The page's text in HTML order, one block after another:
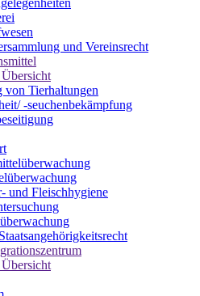
und Vereinsrecht
von Tierhaltungen
-seuchenbekämpfung
und Fleischhygiene